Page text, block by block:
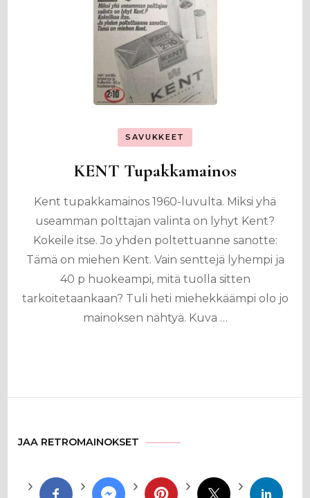
SAVUKKEET
KENT Tupakkamainos
Kent tupakkamainos 1960-luvulta. Miksi yhä
useamman polttajan valinta on lyhyt Kent?
Kokeile itse. Jo yhden poltettuanne sanotte:
Tämä on miehen Kent. Vain senttejä lyhempi ja
40 p huokeampi, mitä tuolla sitten
tarkoitetaankaan? Tuli heti miehekkäämpi olo jo
mainoksen nähtyä. Kuva …
JAA RETROMAINOKSET